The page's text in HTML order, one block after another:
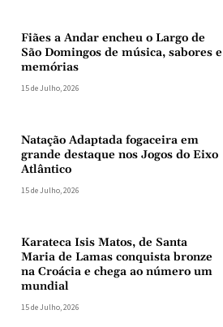
Fiães a Andar encheu o Largo de
São Domingos de música, sabores e
memórias
15 de Julho, 2026
Natação Adaptada fogaceira em
grande destaque nos Jogos do Eixo
Atlântico
15 de Julho, 2026
Karateca Isis Matos, de Santa
Maria de Lamas conquista bronze
na Croácia e chega ao número um
mundial
15 de Julho, 2026